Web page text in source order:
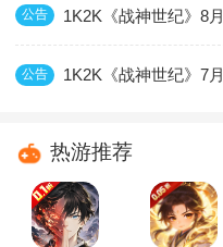
公告 1K2K《战神世纪》8
公告 1K2K《战神世纪》7
热游推荐